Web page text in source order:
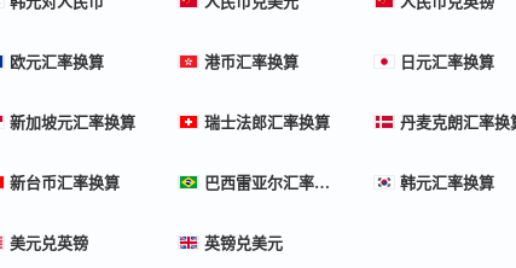
欧元汇率换算 港币汇率换算 日元汇率换算
新加坡元汇率换算 瑞士法郎汇率换算 丹麦克朗汇率换
新台币汇率换算 巴西雷亚尔汇率换算 韩元汇率换算
美元兑英镑 英镑兑美元